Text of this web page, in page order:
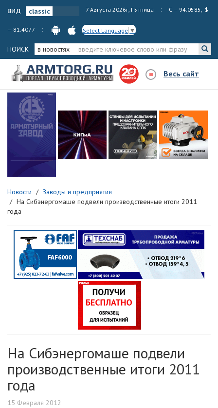
вид 7 Августа 2026г, Пятница € — 94.0585, $
— 81.4077 Select Language ▼
ПОИСК в новостях
Весь сайт
Новости
Заводы и предприятия
На Сибэнергомаше подвели производственные итоги 2011
года
На Сибэнергомаше подвели
производственные итоги 2011
года
15 Февраля 2012